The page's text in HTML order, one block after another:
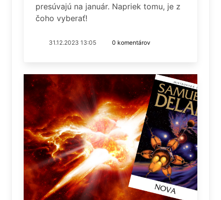
presúvajú na január. Napriek tomu, je z
čoho vyberať!
31.12.2023 13:05 0 komentárov